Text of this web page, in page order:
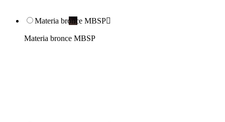
Materia bronce MBSP
Materia bronce MBSP